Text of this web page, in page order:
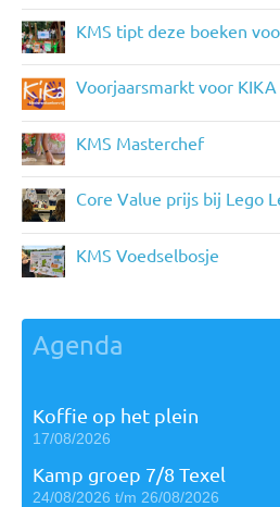
KMS tipt deze boeken
Voorjaarsmarkt voor KIKA
KMS Masterchef
Core Value prijs bij Lego
KMS Voedselbosje
Agenda
Koffie op het plein
17/08/2026
Kamp groep 7/8 Texel
24/08/2026 t/m 26/08/2026